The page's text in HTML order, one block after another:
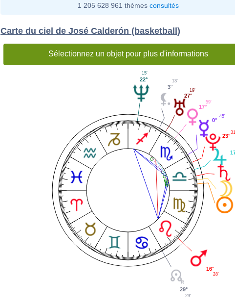
1 205 628 961 thèmes consultés
Carte du ciel de José Calderón (basketball)
Sélectionnez un objet pour plus d'informations
23°
0°
45'
17°
59'
27°
19'
3°
13'
22°
15'
29°
29'
16°
28'